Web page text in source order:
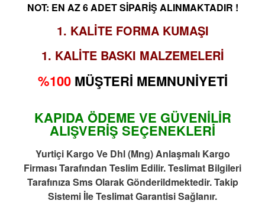
NOT: EN AZ 6 ADET SİPARİŞ ALINMAKTADIR !
1. KALİTE FORMA KUMAŞI
1. KALİTE BASKI MALZEMELERİ
%100MÜŞTERİ MEMNUNİYETİ
KAPIDA ÖDEME VE GÜVENİLİR
ALIŞVERİŞ SEÇENEKLERİ
Yurtiçi Kargo Ve Dhl (Mng) Anlaşmalı Kargo
Firması Tarafından Teslim Edilir. Teslimat Bilgileri
Tarafınıza Sms Olarak Gönderildmektedir. Takip
Sistemi İle Teslimat Garantisi Sağlanır.